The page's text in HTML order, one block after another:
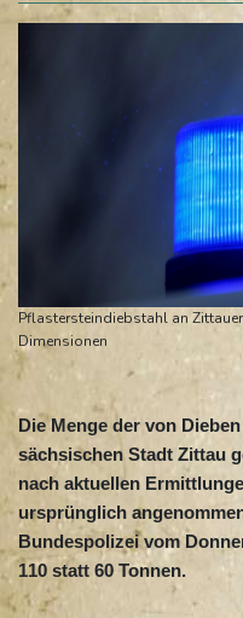
Pflastersteindiebstahl an
Dimensionen
Die Menge der von
sächsischen Stadt Zittau
nach aktuellen
ursprünglich
Bundespolizei vom
110 statt 60 Tonnen.